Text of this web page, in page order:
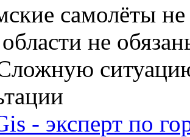
самолёты
не
- эксперт по